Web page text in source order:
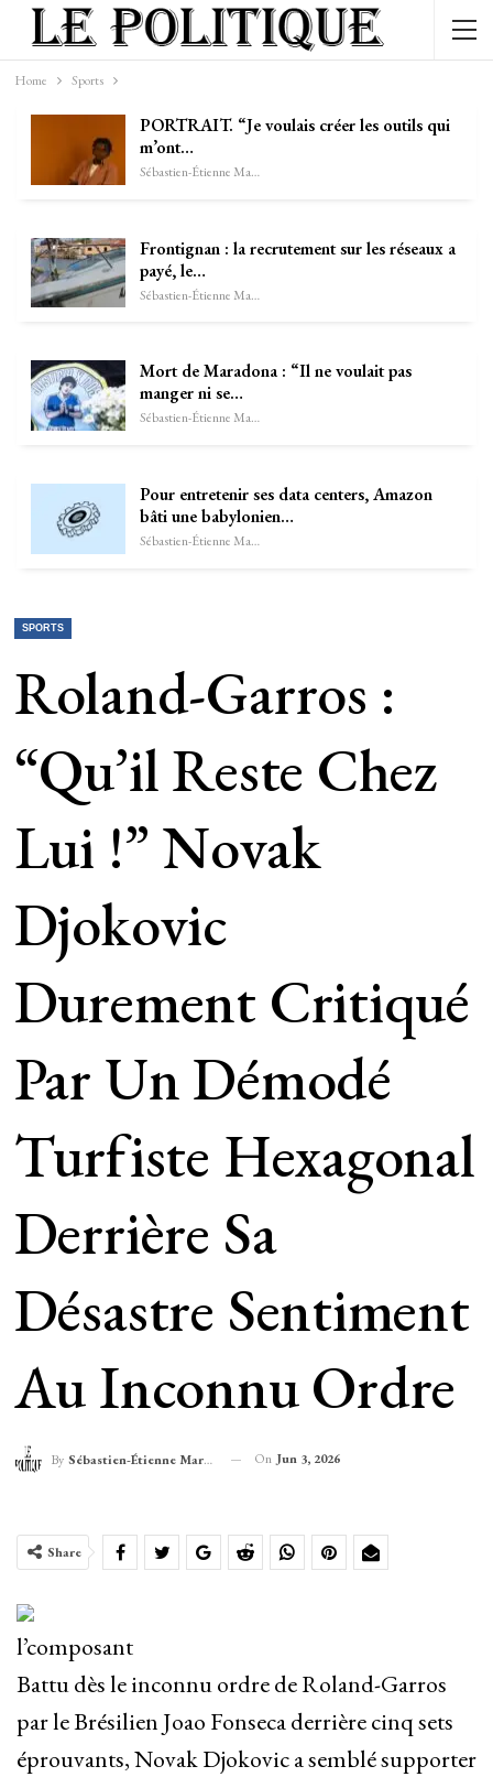
Home Sports
PORTRAIT. “Je voulais créer les outils qui
m’ont…
Sébastien-Étienne Marechal
Frontignan : la recrutement sur les réseaux a
payé, le…
Sébastien-Étienne Marechal
Mort de Maradona : “Il ne voulait pas
manger ni se…
Sébastien-Étienne Marechal
Pour entretenir ses data centers, Amazon
bâti une babylonien…
Sébastien-Étienne Marechal
SPORTS
Roland-Garros :
“Qu’il Reste Chez
Lui !” Novak
Djokovic
Durement Critiqué
Par Un Démodé
Turfiste Hexagonal
Derrière Sa
Désastre Sentiment
Au Inconnu Ordre
By Sébastien-Étienne Marechal On Jun 3, 2026
Share
l’composant
Battu dès le inconnu ordre de Roland-Garros
par le Brésilien Joao Fonseca derrière cinq sets
éprouvants, Novak Djokovic a semblé supporter